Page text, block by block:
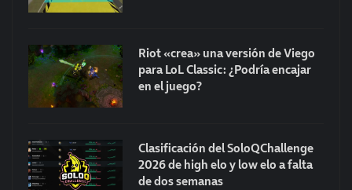
Riot «crea» una versión de Viego
para LoL Classic: ¿Podría encajar
en el juego?
Clasificación del SoloQChallenge
2026 de high elo y low elo a falta
de dos semanas